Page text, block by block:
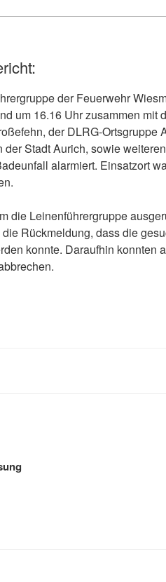
der Feuerwehr
um 16.16 Uhr zusammen mit
der DLRG-Ortsgruppe
der Stadt Aurich, sowie
alarmiert. Einsatzort
die Leinenführergruppe
Rückmeldung, dass die
konnte. Daraufhin konnten
jmb